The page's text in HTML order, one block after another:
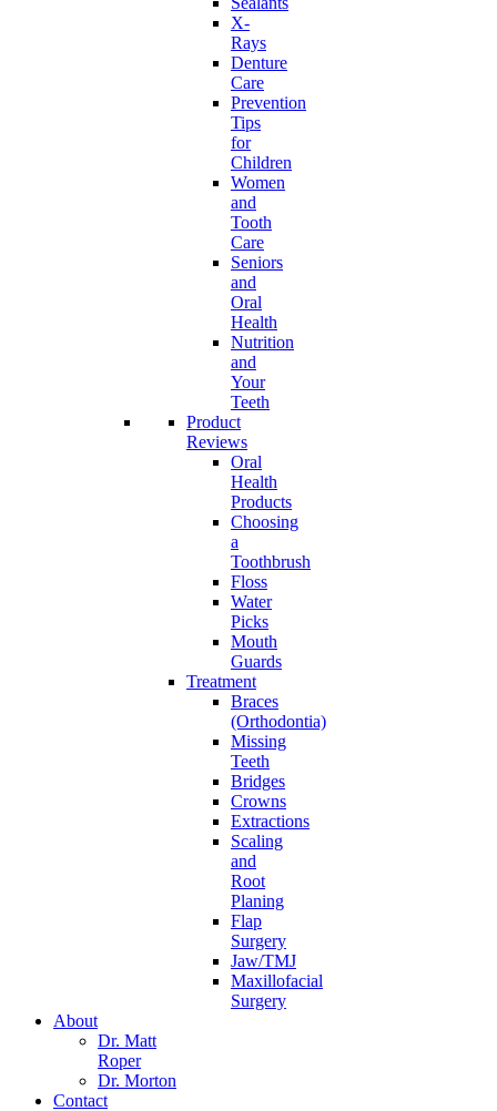
X-
Rays
Denture
Care
Prevention
Tips
for
Children
Women
and
Tooth
Care
Seniors
and
Oral
Health
Nutrition
and
Your
Teeth
Product
Reviews
Oral
Health
Products
Choosing
a
Toothbrush
Floss
Water
Picks
Mouth
Guards
Treatment
Braces
(Orthodontia)
Missing
Teeth
Bridges
Crowns
Extractions
Scaling
and
Root
Planing
Flap
Surgery
Jaw/TMJ
Maxillofacial
Surgery
About
Dr. Matt
Roper
Dr. Morton
Contact